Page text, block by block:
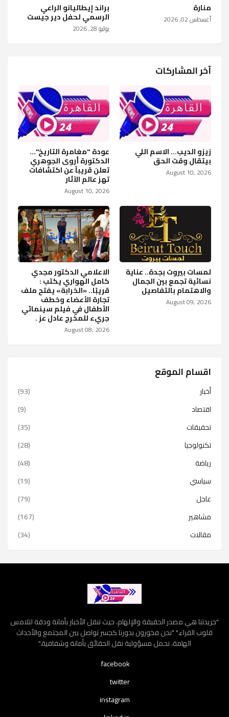
منارة
أغسطس 02, 2026
براند إيطاليانو الراعي
الرسمي لحفل دير جيست
يوليو 28, 2026
آخر المشاركات
زيزو الديب... الاسم اللي
بيتقال وقت الحق
August 10, 2026
عودة "مغامرة التاريخ"...
الدكتورة أروى الجوهري
تعلن قريباً عن اكتشافات
تهز عالم الآثار
August 10, 2026
لمسات بيروت بجدة.. عناية
نسائية تجمع بين الجمال
والاهتمام بالتفاصيل
August 09, 2026
الاعلامي الدكتور مجدي
كامل الهواري يكتب :
قريبًا.. «الخرابة» يفتح ملف
تجارة الأعضاء وخطف
الأطفال في فيلم سينمائي
جريء للمخرج عادل عز .
August 08, 2026
اقسام الموقع
أخبار
(93)
اقتصاد
(9)
تحقيقات
(35)
تكنولوجيا
(28)
رياضة
(48)
سياسي
(19)
عاجل
(79)
مشاهير
(167)
مقالات
(34)
"جريدتنا هي مصدر الحقيقة والإلهام، حيث تنقل الأخبار بأمانة ودقة لتلامس
قلوب القراء." "نحن فخورون بدورنا كجسر تواصل بين المجتمع والأحداث
الهامة، نحمل مسؤولية نقل الحقائق بأمانة وشفافية."
facebook
twitter
instagram